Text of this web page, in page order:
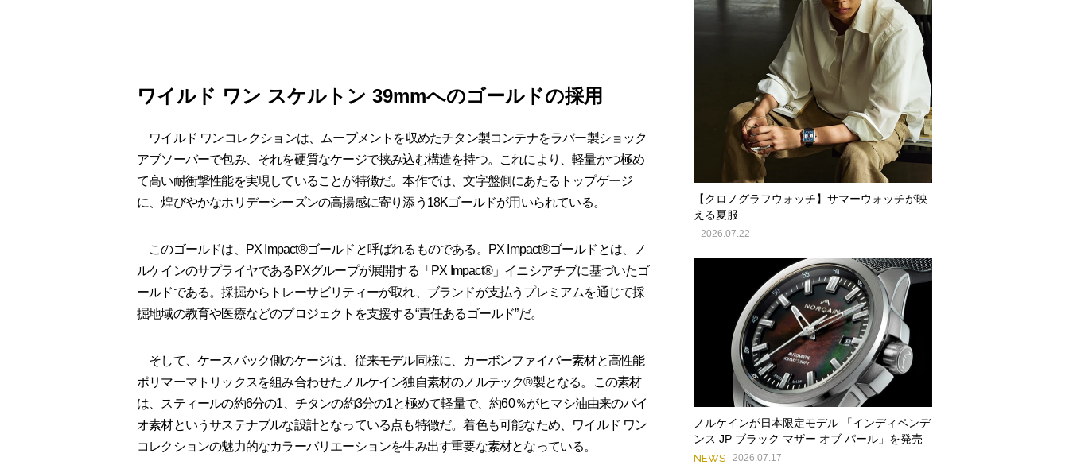
ワイルド ワン スケルトン 39mmへのゴールドの採用
ワイルド ワンコレクションは、ムーブメントを収めたチタン製コンテナをラバー製ショック
アブソーバーで包み、それを硬質なケージで挟み込む構造を持つ。これにより、軽量かつ極め
て高い耐衝撃性能を実現していることが特徴だ。本作では、文字盤側にあたるトップゲージ
に、煌びやかなホリデーシーズンの高揚感に寄り添う18Kゴールドが用いられている。
このゴールドは、PX Impact®ゴールドと呼ばれるものである。PX Impact®ゴールドとは、ノ
ルケインのサプライヤであるPXグループが展開する「PX Impact®」イニシアチブに基づいたゴ
ールドである。採掘からトレーサビリティーが取れ、ブランドが支払うプレミアムを通じて採
掘地域の教育や医療などのプロジェクトを支援する“責任あるゴールド”だ。
そして、ケースバック側のケージは、従来モデル同様に、カーボンファイバー素材と高性能
ポリマーマトリックスを組み合わせたノルケイン独自素材のノルテック®製となる。この素材
は、スティールの約6分の1、チタンの約3分の1と極めて軽量で、約60％がヒマシ油由来のバイ
オ素材というサステナブルな設計となっている点も特徴だ。着色も可能なため、ワイルド ワン
コレクションの魅力的なカラーバリエーションを生み出す重要な素材となっている。
【クロノグラフウォッチ】サマーウォッチが映
える夏服
2026.07.22
ノルケインが日本限定モデル 「インディペンデ
ンス JP ブラック マザー オブ パール」を発売
NEWS 2026.07.17